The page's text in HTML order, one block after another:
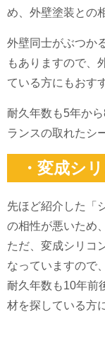
め、外壁塗装との
外壁同士がぶつか
もありますので、
ている方にもおす
耐久年数も5年か
ランスの取れたシ
・変成シ
先ほど紹介した「
の相性が悪いため
ただ、変成シリコ
なっていますので
耐久年数も10年前
材を探している方